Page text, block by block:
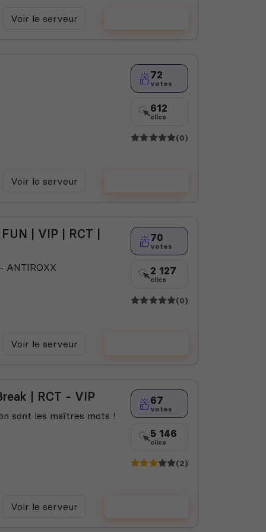
Voir le serveur
72
votes
612
clics
(0)
Voir le serveur
| VIP | RCT |
ANTIROXX
70
votes
2 127
clics
(0)
Voir le serveur
| RCT - VIP
sont les maîtres mots !
67
votes
5 146
clics
(2)
Voir le serveur